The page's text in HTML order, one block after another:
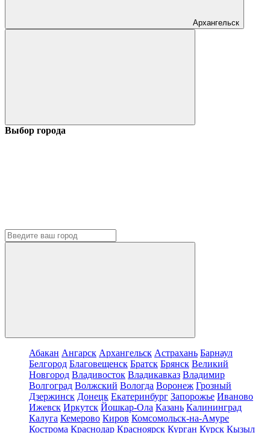
Архангельск
Выбор города
Абакан Ангарск Архангельск Астрахань Барнаул
Белгород Благовещенск Братск Брянск Великий
Новгород Владивосток Владикавказ Владимир
Волгоград Волжский Вологда Воронеж Грозный
Дзержинск Донецк Екатеринбург Запорожье Иваново
Ижевск Иркутск Йошкар-Ола Казань Калининград
Калуга Кемерово Киров Комсомольск-на-Амуре
Кострома Краснодар Красноярск Курган Курск Кызыл